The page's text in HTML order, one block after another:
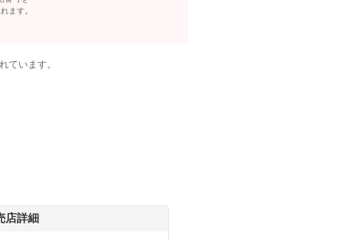
ます。
ています。
店詳細